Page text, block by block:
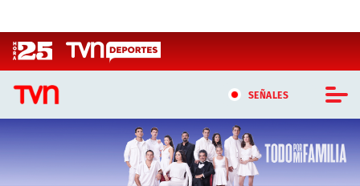
SEÑALES
CASTING MASTERCHEF CHILE